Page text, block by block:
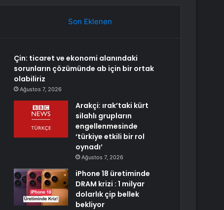
Son Eklenen
Çin: ticaret ve ekonomi alanındaki
sorunların çözümünde ab için bir ortak
olabiliriz
Ağustos 7, 2026
Arakçi: ırak’taki kürt
silahlı grupların
engellenmesinde
‘türkiye etkili bir rol
oynadı’
Ağustos 7, 2026
iPhone 18 üretiminde
DRAM krizi : 1 milyar
dolarlık çip bellek
bekliyor